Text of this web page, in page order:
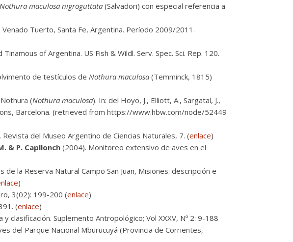
Nothura maculosa nigroguttata (Salvadori) con especial referencia a
Tuerto, Santa Fe, Argentina. Período 2009/2011.
of Argentina. US Fish & Wildl. Serv. Spec. Sci. Rep. 120.
de testículos de Nothura maculosa (Temminck, 1815)
(Nothura maculosa). In: del Hoyo, J., Elliott, A., Sargatal, J.,
Barcelona. (retrieved from https://www.hbw.com/node/52449
del Museo Argentino de Ciencias Naturales, 7. (enlace)
& P. Capllonch (2004). Monitoreo extensivo de aves en el
de la Reserva Natural Campo San Juan, Misiones: descripción e
)
3(02): 199-200 (enlace)
(enlace)
clasificación. Suplemento Antropológico; Vol XXXV, Nº 2: 9-188
del Parque Nacional Mburucuyá (Provincia de Corrientes,